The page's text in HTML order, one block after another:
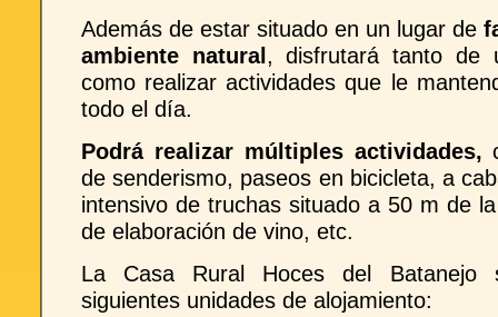
Además de estar situado en un lugar de
ambiente natural , disfrutará tanto de
como realizar actividades que le
todo el día.
Podrá realizar múltiples actividades,
de senderismo, paseos en bicicleta, a
intensivo de truchas situado a 50 m de
de elaboración de vino, etc.
La Casa Rural Hoces del Batanejo
siguientes unidades de alojamiento: